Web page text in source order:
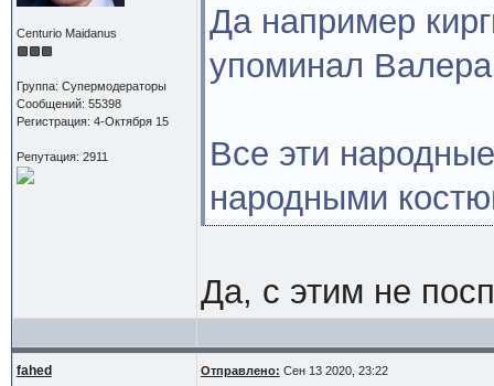
Centurio Maidanus
Группа: Супермодераторы
Сообщений: 55398
Регистрация: 4-Октября 15
Репутация: 2911
Да например
упоминал
Все эти
народными
Да, с этим не
fahed Отправлено: Сен 13 2020, 23:22